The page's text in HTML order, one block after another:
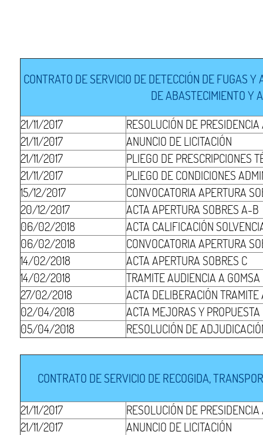
CONTRATO DE SERVICIO DE DETECCIÓN DE FUGAS
DE ABASTECIMIENTO Y
21/11/2017
RESOLUCIÓN DE
21/11/2017
ANUNCIO DE LICITACIÓN
21/11/2017
PLIEGO DE PRESCRIPCIONES
21/11/2017
PLIEGO DE CONDICIONES
15/12/2017
CONVOCATORIA APERTURA
20/12/2017
ACTA APERTURA SOBRES A-B
06/02/2018
ACTA CALIFICACIÓN
06/02/2018
CONVOCATORIA APERTURA
14/02/2018
ACTA APERTURA SOBRES C
14/02/2018
TRAMITE AUDIENCIA A GOMSA
27/02/2018
ACTA DELIBERACIÓN
02/04/2018
ACTA MEJORAS Y
05/04/2018
RESOLUCIÓN DE
CONTRATO DE SERVICIO DE RECOGIDA,
21/11/2017
RESOLUCIÓN DE
21/11/2017
ANUNCIO DE LICITACIÓN